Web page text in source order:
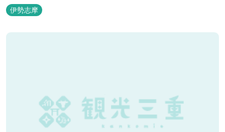
ス」をはじめ、まるで「パフェ」のような創作クレープを味わえま
す。 また季節に合わせて、期間限定クレープやドリンク種類も豊富
伊勢志摩